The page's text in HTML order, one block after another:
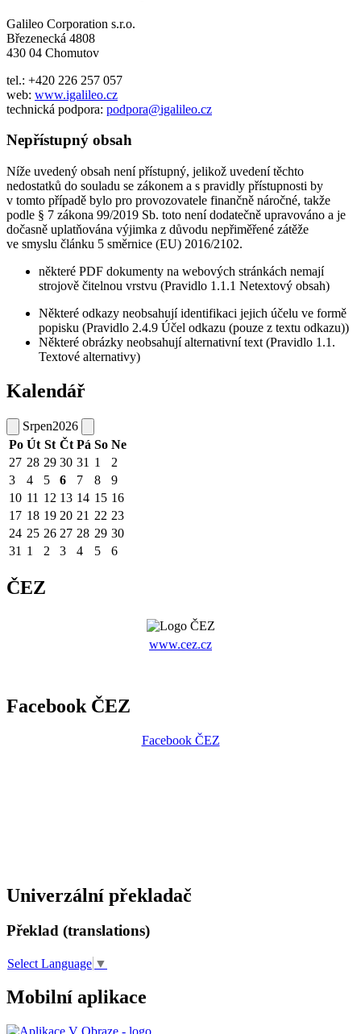
Galileo Corporation s.r.o.
Březenecká 4808
430 04 Chomutov
tel.: +420 226 257 057
web: www.igalileo.cz
technická podpora: podpora@igalileo.cz
Nepřístupný obsah
Níže uvedený obsah není přístupný, jelikož uvedení těchto
nedostatků do souladu se zákonem a s pravidly přístupnosti by
v tomto případě bylo pro provozovatele finančně náročné, takže
podle § 7 zákona 99/2019 Sb. toto není dodatečně upravováno a je
dočasně uplatňována výjimka z důvodu nepřiměřené zátěže
ve smyslu článku 5 směrnice (EU) 2016/2102.
některé PDF dokumenty na webových stránkách nemají
strojově čitelnou vrstvu (Pravidlo 1.1.1 Netextový obsah)
Některé odkazy neobsahují identifikaci jejich účelu ve formě
popisku (Pravidlo 2.4.9 Účel odkazu (pouze z textu odkazu))
Některé obrázky neobsahují alternativní text (Pravidlo 1.1.
Textové alternativy)
Kalendář
Srpen2026
Po Út St Čt Pá So Ne
27 28 29 30 31 1
2
3
4 5 6 7 8
9
10 11 12 13 14 15 16
17 18 19 20 21 22 23
24 25 26 27 28 29 30
31 1 2 3 4 5 6
ČEZ
www.cez.cz
Facebook ČEZ
Facebook ČEZ
Univerzální překladač
Překlad (translations)
Select Language ▼
Mobilní aplikace